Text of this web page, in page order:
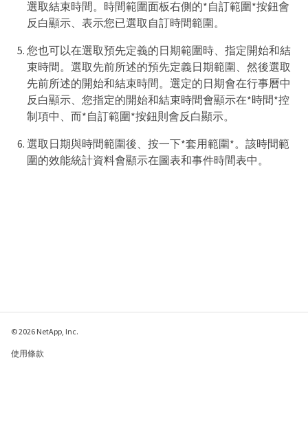
選取結束時間。時間範圍面板右側的*自訂範圍*按鈕會
反白顯示、表示您已選取自訂時間範圍。
您也可以在選取預先定義的日期範圍時、指定開始和結
束時間。選取先前所述的預先定義日期範圍、然後選取
先前所述的開始和結束時間。選定的日期會在行事曆中
反白顯示、您指定的開始和結束時間會顯示在*時間*控
制項中、而*自訂範圍*按鈕則會反白顯示。
選取日期與時間範圍後、按一下*套用範圍*。該時間範
圍的效能統計資料會顯示在圖表和事件時間表中。
© 2026 NetApp, Inc.
使用條款